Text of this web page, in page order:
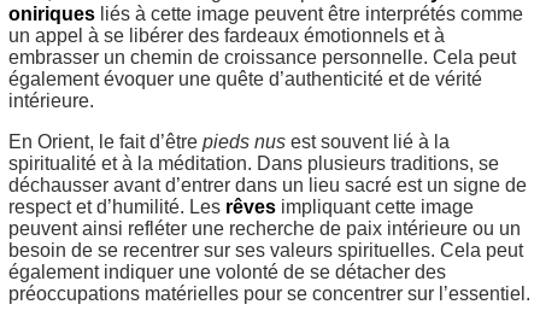
oniriques liés à cette image peuvent être interprétés comme
un appel à se libérer des fardeaux émotionnels et à
embrasser un chemin de croissance personnelle. Cela peut
également évoquer une quête d’authenticité et de vérité
intérieure.
En Orient, le fait d’être pieds nus est souvent lié à la
spiritualité et à la méditation. Dans plusieurs traditions, se
déchausser avant d’entrer dans un lieu sacré est un signe de
respect et d’humilité. Les rêves impliquant cette image
peuvent ainsi refléter une recherche de paix intérieure ou un
besoin de se recentrer sur ses valeurs spirituelles. Cela peut
également indiquer une volonté de se détacher des
préoccupations matérielles pour se concentrer sur l’essentiel.